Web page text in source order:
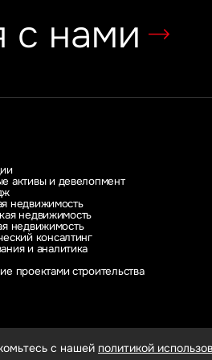
с нами
активы и девелопмент
недвижимость
недвижимость
недвижимость
консалтинг
и аналитика
проектами строительства
с нашей политикой